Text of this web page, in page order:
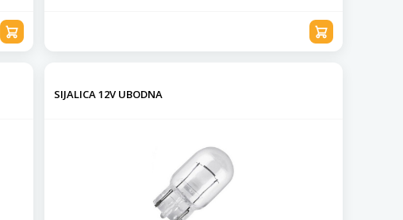
SIJALICA 12V UBODNA